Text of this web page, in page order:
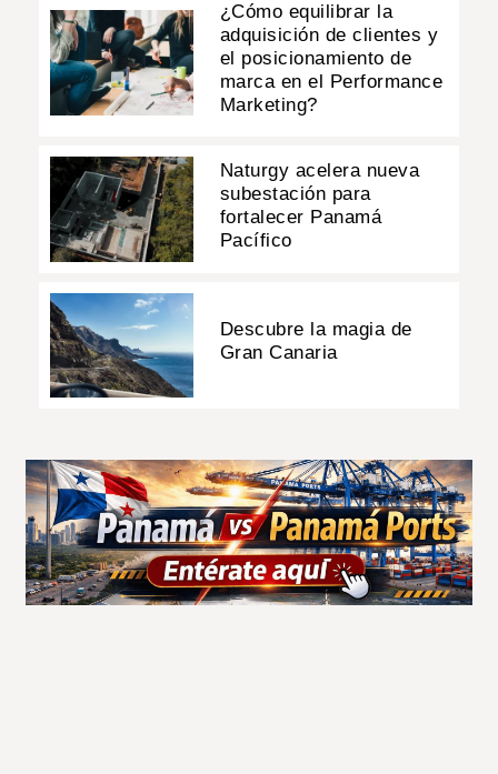
¿Cómo equilibrar la
adquisición de clientes y
el posicionamiento de
marca en el Performance
Marketing?
Naturgy acelera nueva
subestación para
fortalecer Panamá
Pacífico
Descubre la magia de
Gran Canaria